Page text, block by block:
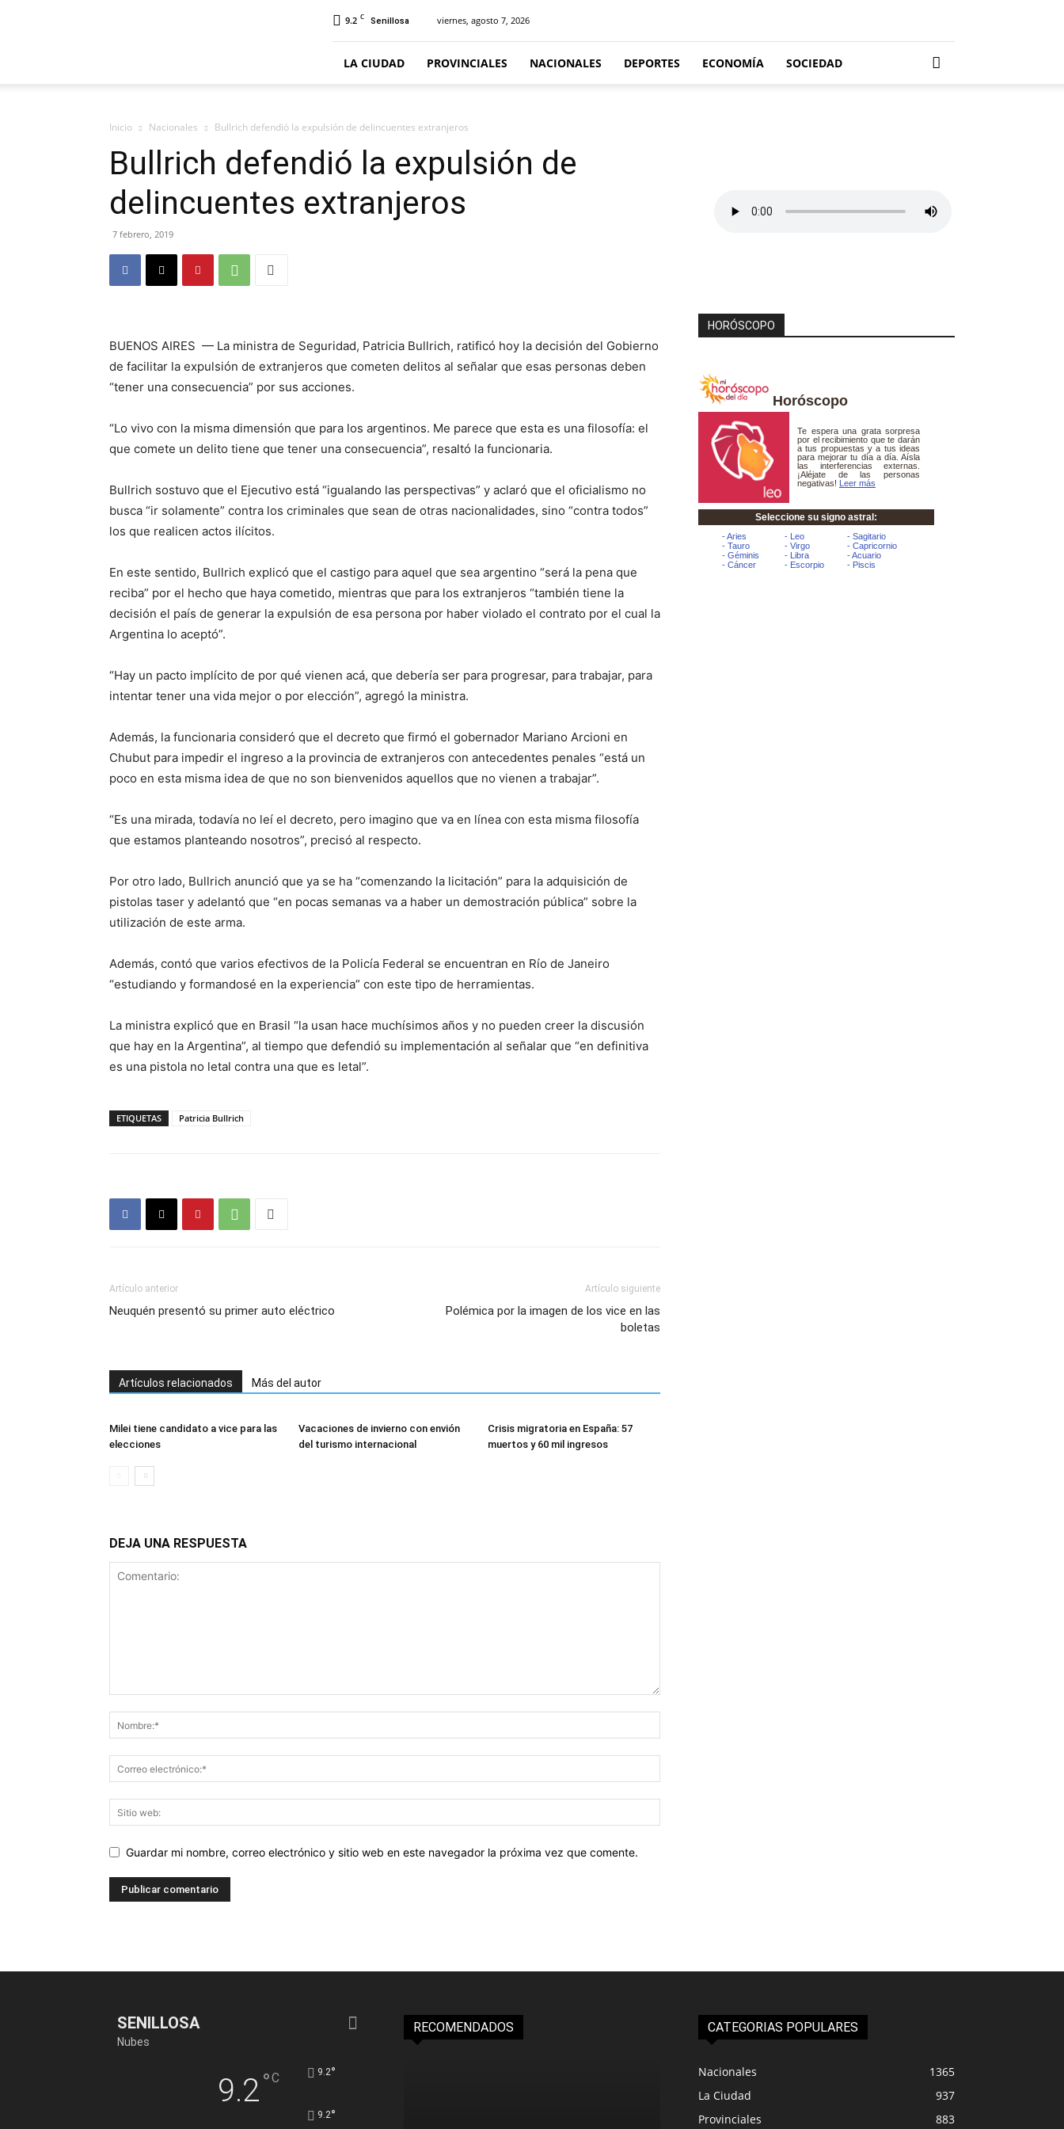
9.2 C Senillosa viernes, agosto 7, 2026
LA CIUDAD PROVINCIALES NACIONALES DEPORTES ECONOMÍA SOCIEDAD
Inicio Nacionales Bullrich defendió la expulsión de delincuentes extranjeros
Bullrich defendió la expulsión de
delincuentes extranjeros
7 febrero, 2019
BUENOS AIRES — La ministra de Seguridad, Patricia Bullrich, ratificó hoy la decisión del Gobierno
de facilitar la expulsión de extranjeros que cometen delitos al señalar que esas personas deben
“tener una consecuencia” por sus acciones.
“Lo vivo con la misma dimensión que para los argentinos. Me parece que esta es una filosofía: el
que comete un delito tiene que tener una consecuencia”, resaltó la funcionaria.
Bullrich sostuvo que el Ejecutivo está “igualando las perspectivas” y aclaró que el oficialismo no
busca “ir solamente” contra los criminales que sean de otras nacionalidades, sino “contra todos”
los que realicen actos ilícitos.
En este sentido, Bullrich explicó que el castigo para aquel que sea argentino “será la pena que
reciba” por el hecho que haya cometido, mientras que para los extranjeros “también tiene la
decisión el país de generar la expulsión de esa persona por haber violado el contrato por el cual la
Argentina lo aceptó”.
“Hay un pacto implícito de por qué vienen acá, que debería ser para progresar, para trabajar, para
intentar tener una vida mejor o por elección”, agregó la ministra.
Además, la funcionaria consideró que el decreto que firmó el gobernador Mariano Arcioni en
Chubut para impedir el ingreso a la provincia de extranjeros con antecedentes penales “está un
poco en esta misma idea de que no son bienvenidos aquellos que no vienen a trabajar”.
“Es una mirada, todavía no leí el decreto, pero imagino que va en línea con esta misma filosofía
que estamos planteando nosotros”, precisó al respecto.
Por otro lado, Bullrich anunció que ya se ha “comenzando la licitación” para la adquisición de
pistolas taser y adelantó que “en pocas semanas va a haber un demostración pública” sobre la
utilización de este arma.
Además, contó que varios efectivos de la Policía Federal se encuentran en Río de Janeiro
“estudiando y formandosé en la experiencia” con este tipo de herramientas.
La ministra explicó que en Brasil “la usan hace muchísimos años y no pueden creer la discusión
que hay en la Argentina”, al tiempo que defendió su implementación al señalar que “en definitiva
es una pistola no letal contra una que es letal”.
ETIQUETAS Patricia Bullrich
Artículo anterior
Neuquén presentó su primer auto eléctrico
Artículo siguiente
Polémica por la imagen de los vice en las
boletas
Artículos relacionados Más del autor
Milei tiene candidato a vice para las
elecciones
Vacaciones de invierno con envión
del turismo internacional
Crisis migratoria en España: 57
muertos y 60 mil ingresos
DEJA UNA RESPUESTA
Guardar mi nombre, correo electrónico y sitio web en este navegador la próxima vez que comente.
HORÓSCOPO
Horóscopo
SENILLOSA
Nubes
9.2°C 9.2°
9.2°
RECOMENDADOS CATEGORIAS POPULARES
Nacionales
1365
La Ciudad
937
Provinciales
883